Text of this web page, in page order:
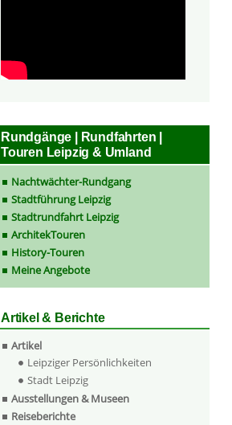
Rundgänge | Rundfahrten |
Touren Leipzig & Umland
Nachtwächter-Rundgang
Stadtführung Leipzig
Stadtrundfahrt Leipzig
ArchitekTouren
History-Touren
Meine Angebote
Artikel & Berichte
Artikel
Leipziger Persönlichkeiten
Stadt Leipzig
Ausstellungen & Museen
Reiseberichte